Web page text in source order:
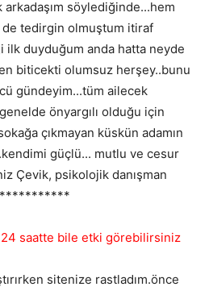
söylediğinde...hem
de tedirgin olmuştum itiraf
ilk duyduğum anda hatta neyde
biticekti olumsuz herşey..bunu
gündeyim...tüm ailecek
önyargılı olduğu için
çıkmayan küskün adamın
güçlü... mutlu ve cesur
Çevik, psikolojik danışman
24 saatte bile etki görebilirsiniz
sitenize rastladım.önce